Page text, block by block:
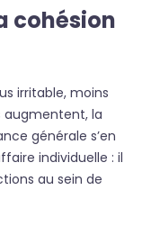
cohésion
irritable, moins
augmentent, la
générale s’en
individuelle : il
au sein de